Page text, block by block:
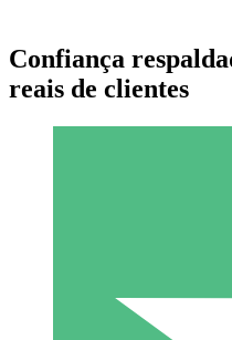
Pacotes de
Pague conforme o uso
Confiança
reais de clientes